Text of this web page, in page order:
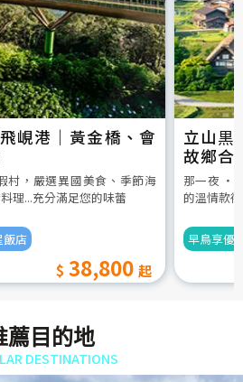
峴港｜黃金橋、會
村，嚴選異國美食、季節海
理...充分滿足您的味蕾
飯店
38,800
立山黒
故鄉合
5日
那一夜 ‧
的溫情款
早鳥享優
薦目的地
DESTINATIONS